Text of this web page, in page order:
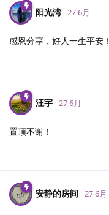
阳光湾 27 6月
感恩分享，好人一生平安！
汪宇 27 6月
置顶不谢！
安静的房间 27 6月